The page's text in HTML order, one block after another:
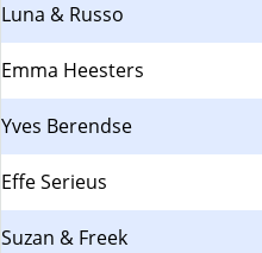
Luna & Russo
Emma Heesters
Yves Berendse
Effe Serieus
Suzan & Freek